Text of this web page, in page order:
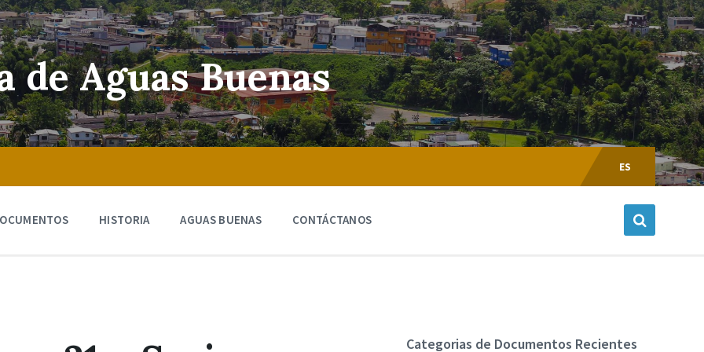
de Aguas Buenas
Escoger
Lenguaje:
ES
HISTORIA AGUAS BUENAS CONTÁCTANOS
Categorias de Documentos Recientes